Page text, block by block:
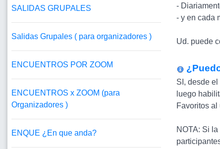
SALIDAS GRUPALES
Salidas Grupales ( para organizadores )
ENCUENTROS POR ZOOM
ENCUENTROS x ZOOM (para
Organizadores )
ENQUE ¿En que anda?
-
- y en cada
Ud. puede
SI, desde
luego
Favoritos al
NOTA: Si